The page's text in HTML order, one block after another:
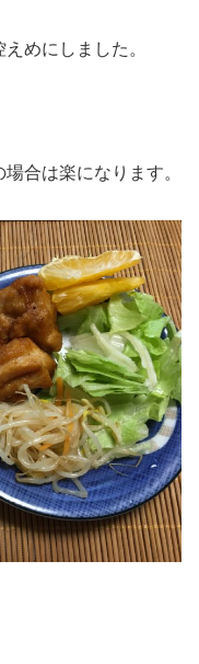
めにしました。
合は楽になります。